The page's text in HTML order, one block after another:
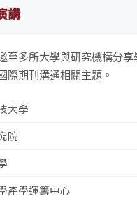
講
至多所大學與研究機構分享
際期刊溝通相關主題。
大學
院
產學運籌中心